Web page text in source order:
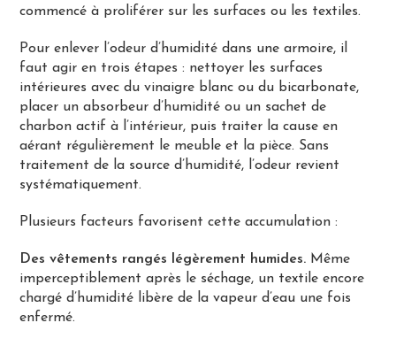
commencé à proliférer sur les surfaces ou les textiles.
Pour enlever l’odeur d’humidité dans une armoire, il
faut agir en trois étapes : nettoyer les surfaces
intérieures avec du vinaigre blanc ou du bicarbonate,
placer un absorbeur d’humidité ou un sachet de
charbon actif à l’intérieur, puis traiter la cause en
aérant régulièrement le meuble et la pièce. Sans
traitement de la source d’humidité, l’odeur revient
systématiquement.
Plusieurs facteurs favorisent cette accumulation :
Des vêtements rangés légèrement humides. Même
imperceptiblement après le séchage, un textile encore
chargé d’humidité libère de la vapeur d’eau une fois
enfermé.